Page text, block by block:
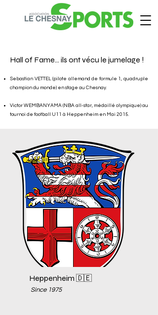
Hall of Fame... ils ont vécu le jumelage !
Sebastian VETTEL (pilote allemand de formule 1, quadruple
champion du monde) en stage au Chesnay.
Victor WEMBANYAMA (NBA all-star, médaillé olympique) au
tournoi de football U11 à Heppenheim en Mai 2015.
Heppenheim 🇩🇪
Since 1975